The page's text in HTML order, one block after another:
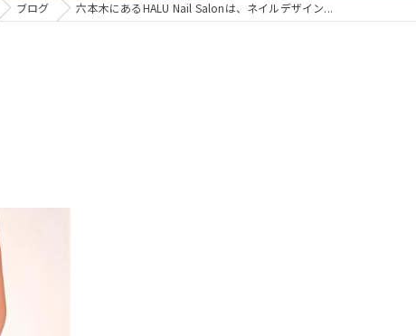
ブログ 六本木にあるHALU Nail Salonは、ネイルデザイン...